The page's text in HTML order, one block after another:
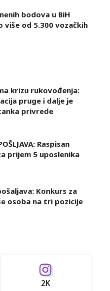
bodova u BiH
više od 5.300 vozačkih
krizu rukovođenja:
pruge i dalje je
privrede
Raspisan
prijem 5 uposlenika
Konkurs za
osoba na tri pozicije
2K